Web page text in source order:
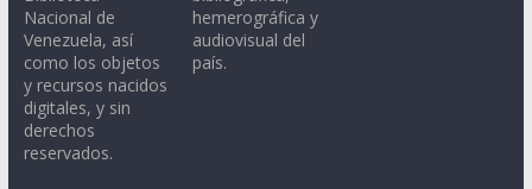
Nacional de
Venezuela, así
como los objetos
y recursos nacidos
digitales, y sin
derechos
reservados.
hemerográfica y
audiovisual del
país.